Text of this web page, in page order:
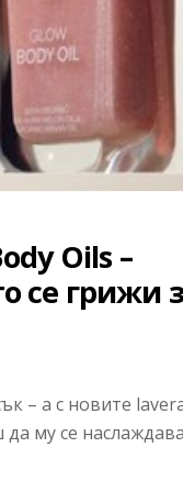
Oils –
се грижи
– а с новите
му се